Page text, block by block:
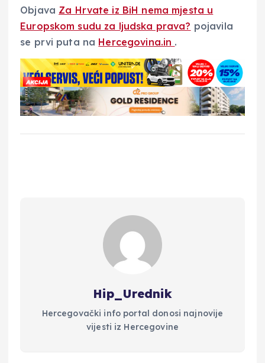
Objava Za Hrvate iz BiH nema mjesta u
Europskom sudu za ljudska prava? pojavila
se prvi puta na Hercegovina.in .
Hip_Urednik
Hercegovački info portal donosi najnovije
vijesti iz Hercegovine